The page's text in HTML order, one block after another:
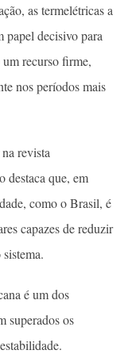
as termelétricas a
papel decisivo para
recurso firme,
nos períodos mais
revista
destaca que, em
como o Brasil, é
capazes de reduzir
é um dos
superados os